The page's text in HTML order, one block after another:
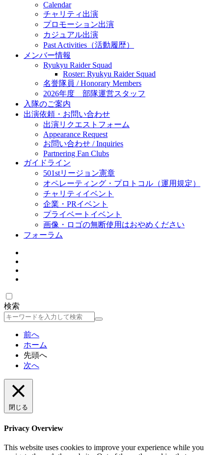
Calendar
チャリティ出演
プロモーション出演
カジュアル出演
Past Activities（活動履歴）
メンバー情報
Ryukyu Raider Squad
Roster: Ryukyu Raider Squad
名誉隊員 / Honorary Members
2026年度 部隊運営スタッフ
入隊のご案内
出演依頼・お問い合わせ
出演リクエストフォーム
Appearance Request
お問い合わせ / Inquiries
Partnering Fan Clubs
ガイドライン
501stリージョン憲章
オペレーティング・プロトコル（運用規定）
チャリティイベント
企業・PRイベント
プライベートイベント
画像・ロゴの無断使用はおやめください
フォーラム
検索
検
前へ
ホーム
先頭へ
次へ
閉じる
Privacy Overview
This website uses cookies to improve your experience while you